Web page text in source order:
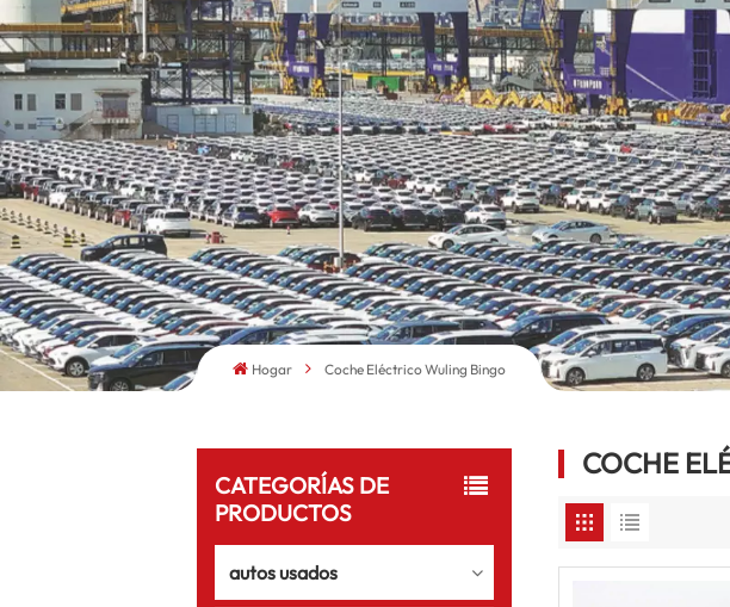
Hogar Coche Eléctrico Wuling Bingo
CATEGORÍAS DE
PRODUCTOS
autos usados
COCHE